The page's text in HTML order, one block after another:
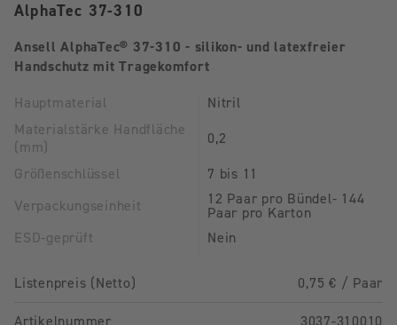
AlphaTec 37-310
Ansell AlphaTec® 37-310 - silikon- und latexfreier
Handschutz mit Tragekomfort
Hauptmaterial
Nitril
Materialstärke Handfläche
(mm)
0,2
Größenschlüssel
7 bis 11
Verpackungseinheit
12 Paar pro Bündel- 144
Paar pro Karton
ESD-geprüft
Nein
Listenpreis (Netto) 0,75 € / Paar
Artikelnummer 3037-310010